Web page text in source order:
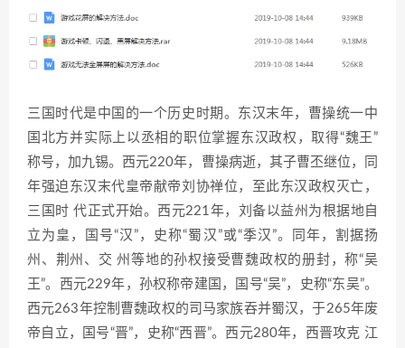
三国时代是中国的一个历史时期。东汉末年，曹操统一中
国北方并实际上以丞相的职位掌握东汉政权，取得“魏王”
称号，加九锡。西元220年，曹操病逝，其子曹丕继位，同
年强迫东汉末代皇帝献帝刘协禅位，至此东汉政权灭亡，
三国时 代正式开始。西元221年，刘备以益州为根据地自
立为皇，国号“汉”，史称“蜀汉”或“季汉”。同年，割据扬
州、荆州、交 州等地的孙权接受曹魏政权的册封，称“吴
王”。西元229年，孙权称帝建国，国号“吴”，史称“东吴”。
西元263年控制曹魏政权的司马家族吞并蜀汉，于265年废
帝自立，国号“晋”，史称“西晋”。西元280年，西晋攻克 江